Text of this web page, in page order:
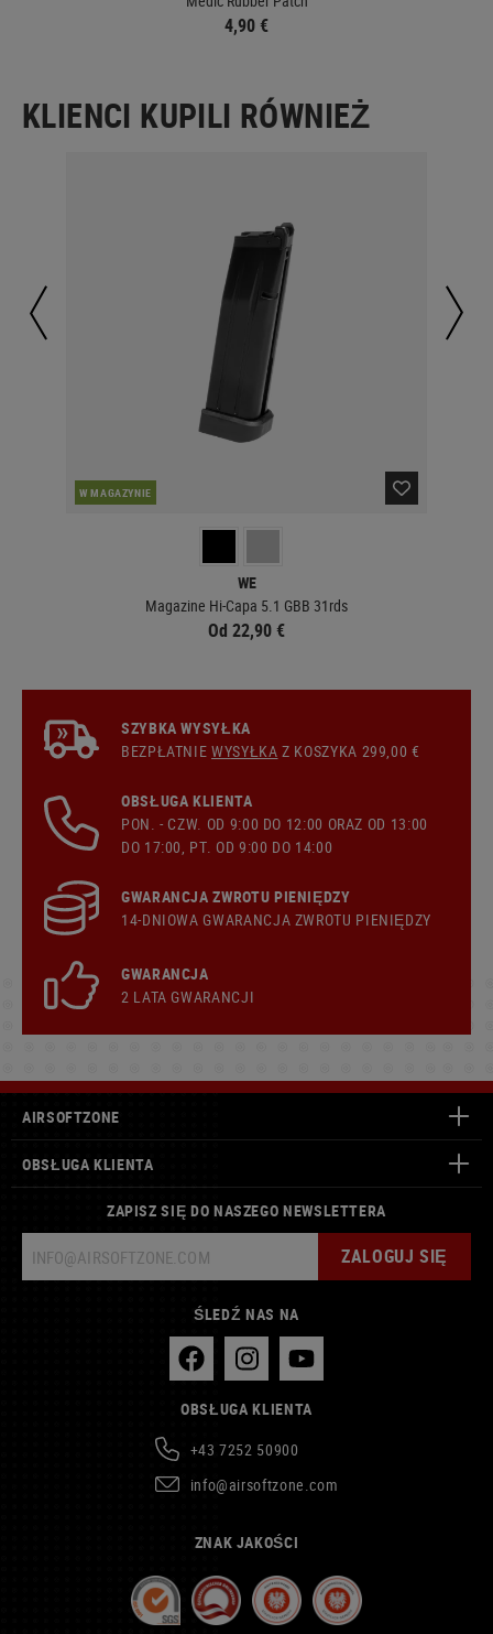
4,90 €
KLIENCI KUPILI RÓWNIEŻ
W MAGAZYNIE
WE
Magazine Hi-Capa 5.1 GBB 31rds
Od 22,90 €
SZYBKA WYSYŁKA
BEZPŁATNIEWYSYŁKA Z KOSZYKA 299,00 €
OBSŁUGA KLIENTA
PON. - CZW. OD 9:00 DO 12:00 ORAZ OD 13:00
DO 17:00, PT. OD 9:00 DO 14:00
GWARANCJA ZWROTU PIENIĘDZY
14-DNIOWA GWARANCJA ZWROTU PIENIĘDZY
GWARANCJA
2 LATA GWARANCJI
AIRSOFTZONE
OBSŁUGA KLIENTA
ZAPISZ SIĘ DO NASZEGO NEWSLETTERA
ZALOGUJ SIĘ
ŚLEDŹ NAS NA
OBSŁUGA KLIENTA
+43 7252 50900
info@airsoftzone.com
ZNAK JAKOŚCI